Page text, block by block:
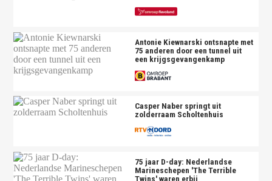
Antonie Kiewnarski ontsnapte met
75 anderen door een tunnel uit
een krijgsgevangenkamp
Casper Naber springt uit
zolderraam Scholtenhuis
75 jaar D-day: Nederlandse
Marineschepen 'The Terrible
Twins' waren erbij